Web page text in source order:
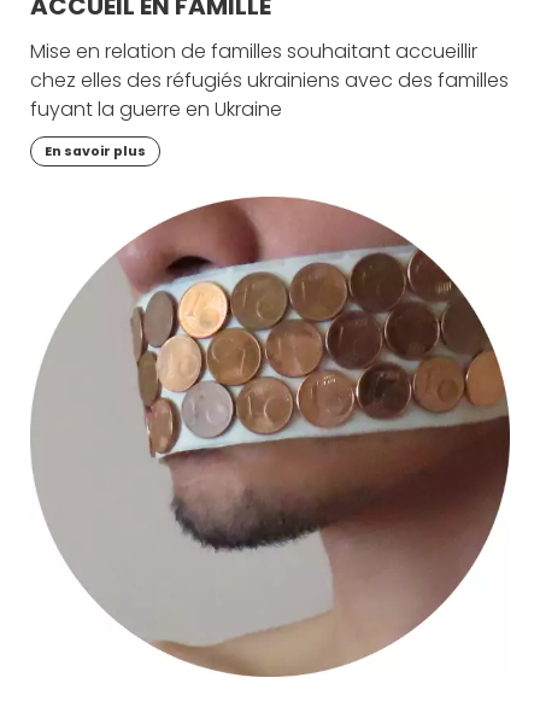
Mise en relation de familles souhaitant accueillir
chez elles des réfugiés ukrainiens avec des familles
fuyant la guerre en Ukraine
En savoir plus